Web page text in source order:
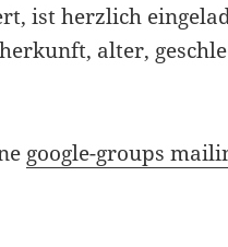
ist herzlich
alter,
google-groups